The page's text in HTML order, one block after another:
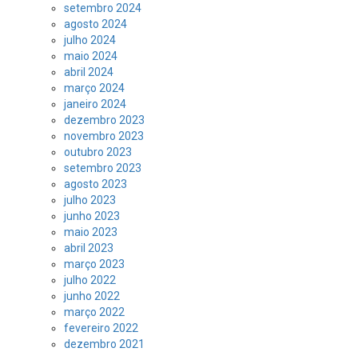
setembro 2024
agosto 2024
julho 2024
maio 2024
abril 2024
março 2024
janeiro 2024
dezembro 2023
novembro 2023
outubro 2023
setembro 2023
agosto 2023
julho 2023
junho 2023
maio 2023
abril 2023
março 2023
julho 2022
junho 2022
março 2022
fevereiro 2022
dezembro 2021